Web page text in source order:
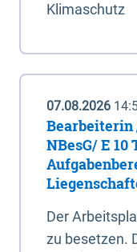
Klimaschutz
07.08.2026
Bearbeiterin
NBesG/ E
Der
zu besetzen.